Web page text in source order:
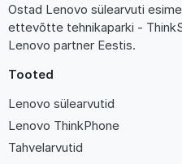
Ostad Lenovo sülearvuti
ettevõtte tehnikaparki -
Lenovo partner Eestis.
Tooted
Lenovo sülearvutid
Lenovo ThinkPhone
Tahvelarvutid